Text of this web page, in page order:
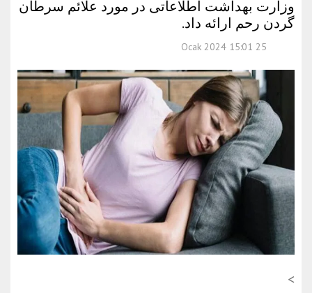
وزارت بهداشت اطلاعاتی در مورد علائم سرطان
گردن رحم ارائه داد.
25 Ocak 2024 15:01
>